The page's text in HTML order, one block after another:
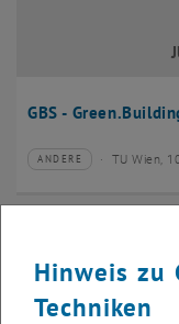
GBS -
Veranstaltungstyp:
ANDERE
Veranstaltungsort:TU Wien,
Hinweis zu
Techniken